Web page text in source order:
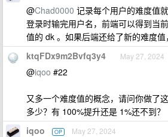
@Chad0000 记录每个用户的难度值
登录时输完用户名，前端可以得到当
值的 dk 。如果后端还给了新的难度值
ktqFDx9m2Bvfq3y4 May 27, 2024
@iqoo #22
又多一个难度值的概念，请问你做了
多少？有 100%提升还是 1%还不到？
iqoo OP May 27, 2024